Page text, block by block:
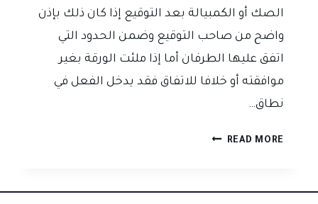
الصك أو الكمبيالة بعد التوقيع إذا كان ذلك بإذن
واضح من صاحب التوقيع وضمن الحدود التي
اتفق عليها الطرفان أما إذا ملئت الورقة بغير
موافقته أو خلافا للاتفاق فقد يدخل الفعل في
نطاق…
READ MORE هل
بيانات